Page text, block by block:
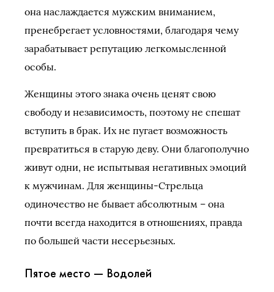
она наслаждается мужским вниманием,
пренебрегает условностями, благодаря чему
зарабатывает репутацию легкомысленной
особы.
Женщины этого знака очень ценят свою
свободу и независимость, поэтому не спешат
вступить в брак. Их не пугает возможность
превратиться в старую деву. Они благополучно
живут одни, не испытывая негативных эмоций
к мужчинам. Для женщины-Стрельца
одиночество не бывает абсолютным – она
почти всегда находится в отношениях, правда
по большей части несерьезных.
Пятое место — Водолей